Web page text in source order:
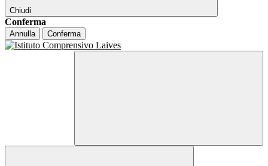
Chiudi
Conferma
Annulla Conferma